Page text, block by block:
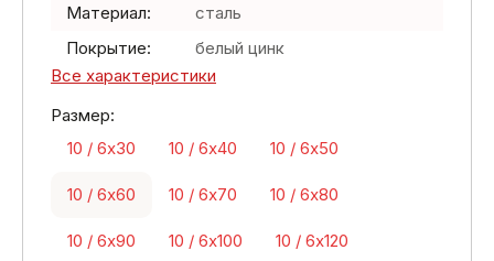
Материал:
сталь
Покрытие:
белый цинк
Все характеристики
Размер:
10 / 6х30
10 / 6х40 10 / 6х50
10 / 6х60 10 / 6х70 10 / 6х80
10 / 6х90 10 / 6х100 10 / 6х120